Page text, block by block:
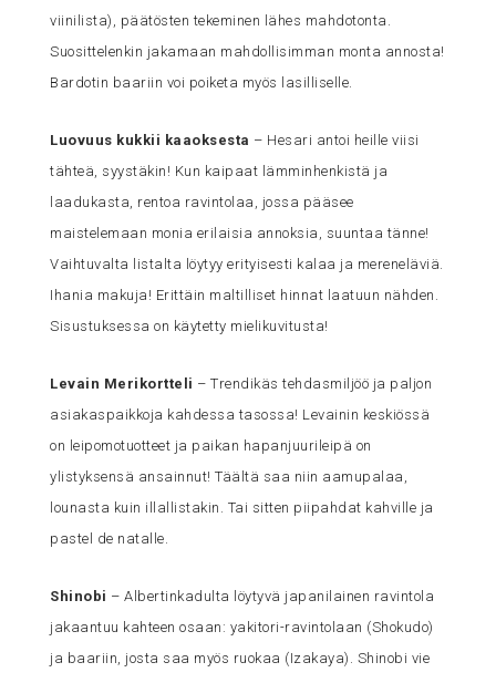
viinilista), päätösten tekeminen lähes mahdotonta.
Suosittelenkin jakamaan mahdollisimman monta annosta!
Bardotin baariin voi poiketa myös lasilliselle.
Luovuus kukkii kaaoksesta – Hesari antoi heille viisi
tähteä, syystäkin! Kun kaipaat lämminhenkistä ja
laadukasta, rentoa ravintolaa, jossa pääsee
maistelemaan monia erilaisia annoksia, suuntaa tänne!
Vaihtuvalta listalta löytyy erityisesti kalaa ja mereneläviä.
Ihania makuja! Erittäin maltilliset hinnat laatuun nähden.
Sisustuksessa on käytetty mielikuvitusta!
Levain Merikortteli – Trendikäs tehdasmiljöö ja paljon
asiakaspaikkoja kahdessa tasossa! Levainin keskiössä
on leipomotuotteet ja paikan hapanjuurileipä on
ylistyksensä ansainnut! Täältä saa niin aamupalaa,
lounasta kuin illallistakin. Tai sitten piipahdat kahville ja
pastel de natalle.
Shinobi – Albertinkadulta löytyvä japanilainen ravintola
jakaantuu kahteen osaan: yakitori-ravintolaan (Shokudo)
ja baariin, josta saa myös ruokaa (Izakaya). Shinobi vie